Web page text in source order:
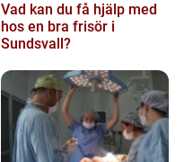
Vad kan du få hjälp med
hos en bra frisör i
Sundsvall?